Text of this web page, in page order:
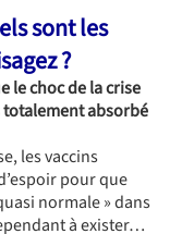
sont les
?
le choc de la crise
absorbé
les vaccins
pour que
normale » dans
à exister…